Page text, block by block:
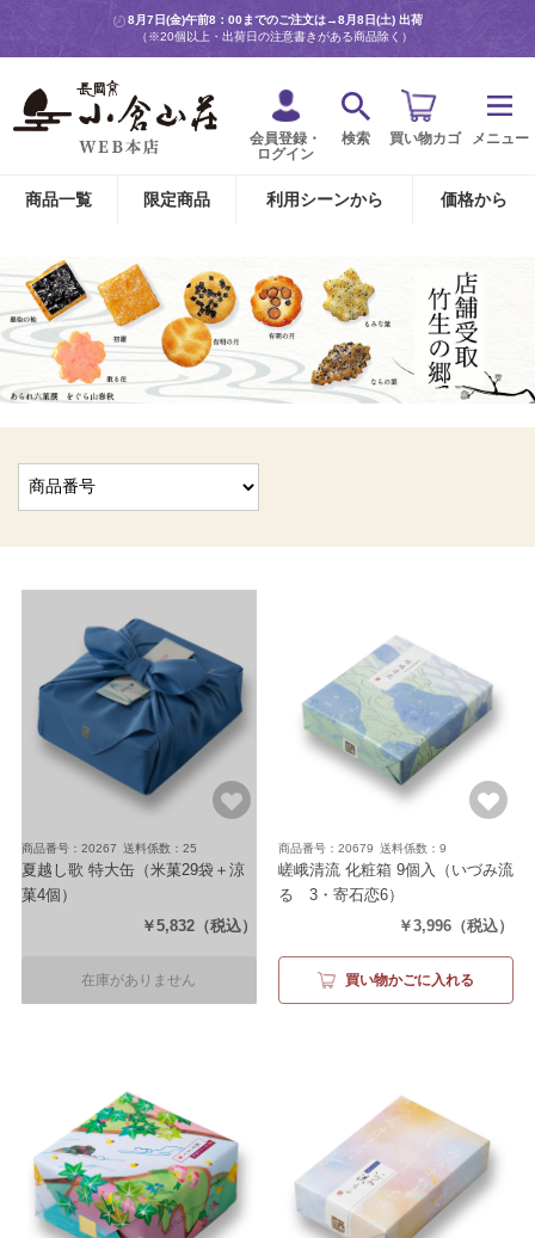
8月7日(金)午前8：00までのご注文は→8月8日(土) 出荷
（※20個以上・出荷日の注意書きがある商品除く）
会員登録・
ログイン
検索 買い物カゴ メニュー
商品一覧 限定商品 利用シーンから 価格から
商品番号：20267 送料係数：25
夏越し歌 特大缶（米菓29袋＋涼
菓4個）
￥5,832 （税込）
在庫がありません
商品番号：20679 送料係数：9
嵯峨清流 化粧箱 9個入
（いづみ流
るゝ3・寄石恋6）
￥3,996 （税込）
買い物かごに入れる